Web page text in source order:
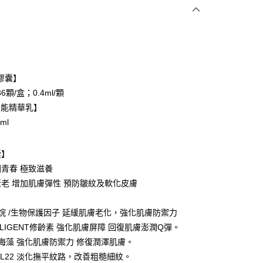
滿NT$599(含以上)免運費
貨
囊】
顆/盒；0.4ml/顆
精華乳】
春 極致滋養
增加肌膚彈性 預防皺紋及軟化皮膚
/生物保護因子 延緩肌膚老化，強化肌膚防禦力
修齡素 強化肌膚屏障 回復肌膚澎潤Q彈。
藻 強化肌膚防禦力 修復潤澤肌膚。
淡化撫平紋路，改善粗糙細紋。